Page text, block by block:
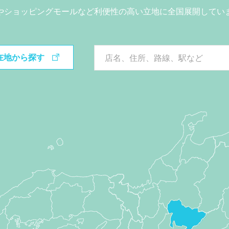
ショッピングモールなど利便性の高い立地に全国展開してい
地から探す